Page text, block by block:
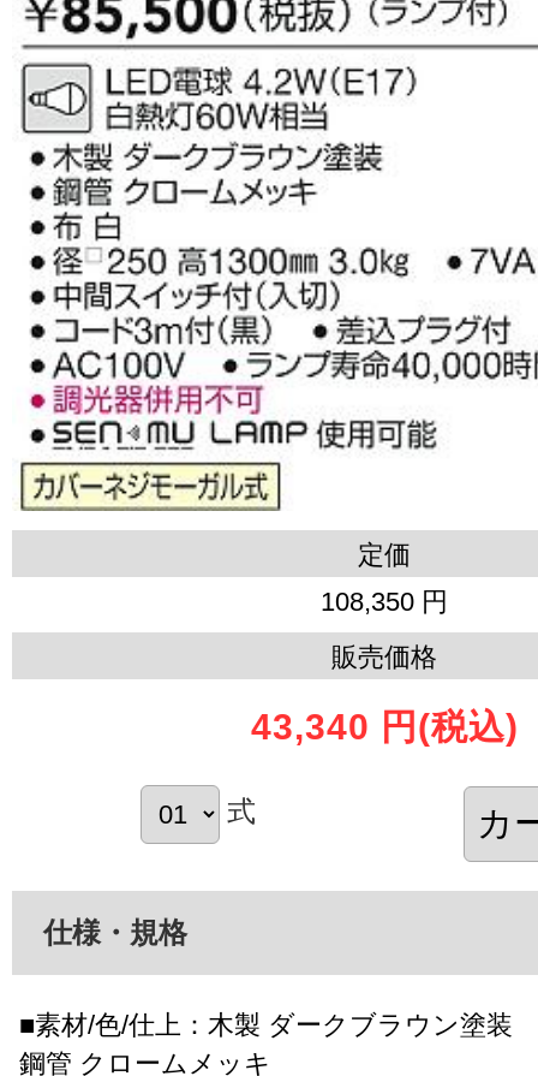
定価
108,350 円
販売価格
43,340 円 (税込)
式
仕様・規格
■素材/色/仕上：木製 ダークブラウン塗装
鋼管 クロームメッキ